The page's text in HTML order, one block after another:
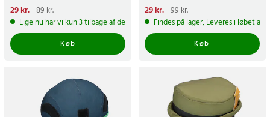
Nuværende pris
pris:89 kr.
29 kr. 89 kr.
Lige nu har vi kun 3 tilbage af dette produkt
Køb
Nuværende pris
pris:99 kr.
29 kr. 99 kr.
Findes på lager, Leveres i løbet af
Køb